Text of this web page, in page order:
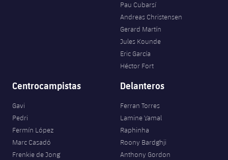
Pau Cubarsí
Andreas Christensen
Gerard Martín
Jules Kounde
Eric García
Héctor Fort
Centrocampistas
Gavi
Pedri
Fermín López
Marc Casadó
Frenkie de Jong
Delanteros
Ferran Torres
Lamine Yamal
Raphinha
Roony Bardghji
Anthony Gordon